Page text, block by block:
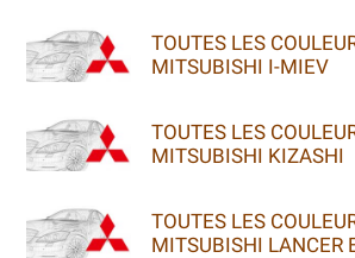
TOUTES LES
MITSUBISHI I-MIEV
TOUTES LES
MITSUBISHI KIZASHI
TOUTES LES
MITSUBISHI LANCER